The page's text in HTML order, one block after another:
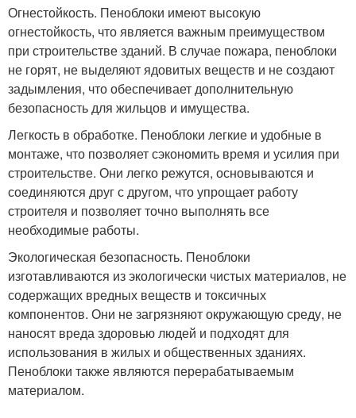
Огнестойкость. Пеноблоки имеют высокую
огнестойкость, что является важным преимуществом
при строительстве зданий. В случае пожара, пеноблоки
не горят, не выделяют ядовитых веществ и не создают
задымления, что обеспечивает дополнительную
безопасность для жильцов и имущества.
Легкость в обработке. Пеноблоки легкие и удобные в
монтаже, что позволяет сэкономить время и усилия при
строительстве. Они легко режутся, основываются и
соединяются друг с другом, что упрощает работу
строителя и позволяет точно выполнять все
необходимые работы.
Экологическая безопасность. Пеноблоки
изготавливаются из экологически чистых материалов, не
содержащих вредных веществ и токсичных
компонентов. Они не загрязняют окружающую среду, не
наносят вреда здоровью людей и подходят для
использования в жилых и общественных зданиях.
Пеноблоки также являются перерабатываемым
материалом.